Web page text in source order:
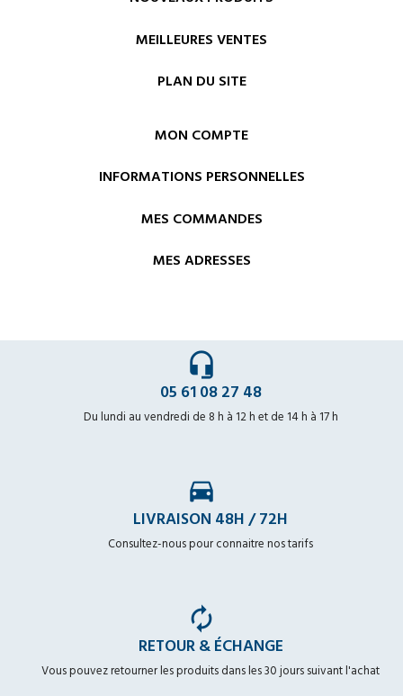
MEILLEURES VENTES
PLAN DU SITE
MON COMPTE
INFORMATIONS PERSONNELLES
MES COMMANDES
MES ADRESSES
headset_mic
05 61 08 27 48
Du lundi au vendredi de 8 h à 12 h et de 14 h à 17 h
time_to_leave
LIVRAISON 48H / 72H
Consultez-nous pour connaitre nos tarifs
autorenew
RETOUR & ÉCHANGE
Vous pouvez retourner les produits dans les 30 jours suivant l'achat